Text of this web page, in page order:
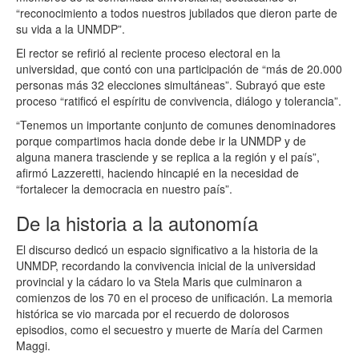
“reconocimiento a todos nuestros jubilados que dieron parte de
su vida a la UNMDP”.
El rector se refirió al reciente proceso electoral en la
universidad, que contó con una participación de “más de 20.000
personas más 32 elecciones simultáneas”. Subrayó que este
proceso “ratificó el espíritu de convivencia, diálogo y tolerancia”.
“Tenemos un importante conjunto de comunes denominadores
porque compartimos hacia donde debe ir la UNMDP y de
alguna manera trasciende y se replica a la región y el país”,
afirmó Lazzeretti, haciendo hincapié en la necesidad de
“fortalecer la democracia en nuestro país”.
De la historia a la autonomía
El discurso dedicó un espacio significativo a la historia de la
UNMDP, recordando la convivencia inicial de la universidad
provincial y la cádaro lo va Stela Maris que culminaron a
comienzos de los 70 en el proceso de unificación. La memoria
histórica se vio marcada por el recuerdo de dolorosos
episodios, como el secuestro y muerte de María del Carmen
Maggi.